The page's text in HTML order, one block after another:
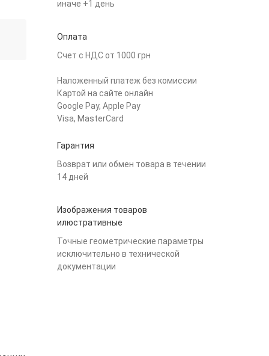
иначе +1 день
Оплата
Счет с НДС от 1000 грн
Наложенный платеж без комиссии
Картой на сайте онлайн
Google Pay, Apple Pay
Visa, MasterCard
Гарантия
Возврат или обмен товара в течении
14 дней
Изображения товаров
илюстративные
Точные геометрические параметры
исключительно в технической
документации